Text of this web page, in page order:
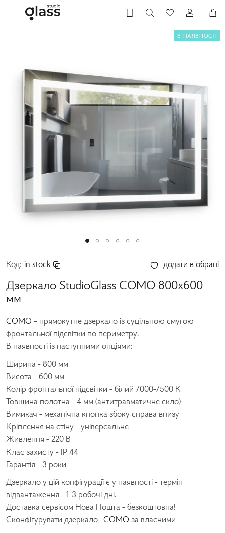
В НАЯВНОСТІ
Код: in stock додати в обрані
Дзеркало StudioGlass COMO 800х600
мм
COMO – прямокутне дзеркало із суцільною смугою
фронтальної підсвітки по периметру.
В наявності із наступними опціями:
Ширина - 800 мм
Висота - 600 мм
Колір фронтальної підсвітки - білий 7000-7500 К
Товщина полотна - 4 мм (антитравматичне скло)
Вимикач - механічна кнопка збоку справа внизу
Кріплення на стіну - універсальне
Живлення - 220 В
Клас захисту - IP 44
Гарантія - 3 роки
Дзеркало у цій конфігурації є у наявності - термін
відвантаження - 1-3 робочі дні.
Доставка сервісом Нова Пошта - безкоштовна!
Сконфігурувати дзеркало COMO за власними